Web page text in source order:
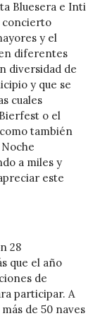
Bluesera e Inti
concierto
y el
diferentes
diversidad de
y que se
cuales
o el
también
a miles y
este
28
que el año
de
participar. A
de 50 naves